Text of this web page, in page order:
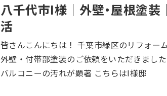
八千代市I様｜外壁・屋根塗装
活
皆さんこんにちは！ 千葉市緑区のリフォーム店、いちずリフォームです！ 千葉県八千代市のI様より、屋根・
外壁・付帯部塗装のご依頼をいただきました。 誠にありがとうございます！ 外壁の黒ずみや屋根の色あ
バルコニーの汚れが顕著 こちらはI様邸